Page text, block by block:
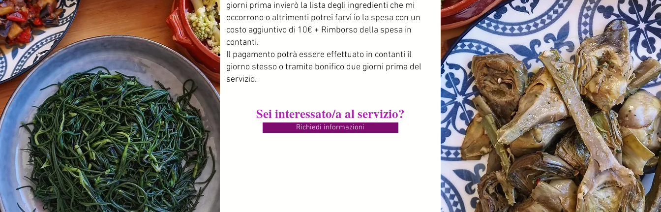
giorni prima invierò la lista degli ingredienti che mi
occorrono o altrimenti potrei farvi io la spesa con un
costo aggiuntivo di 10€ + Rimborso della spesa in
contanti.
Il pagamento potrà essere effettuato in contanti il
giorno stesso o tramite bonifico due giorni prima del
servizio.
Sei interessato/a al servizio?
Richiedi informazioni